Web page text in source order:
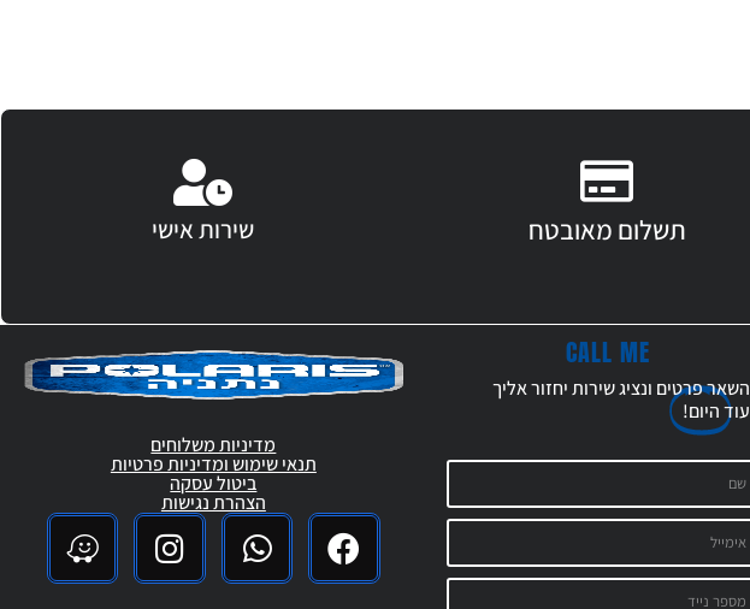
תשלום מאובטח שירות אישי
CALL ME
השאר פרטים ונציג שירות יחזור אליך
עודהיום!
מדיניות משלוחים
תנאי שימוש ומדיניות פרטיות
ביטול עסקה
הצהרת נגישות